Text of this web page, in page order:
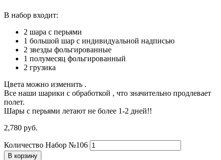
В набор входит:
2 шара с перьями
1 большой шар с индивидуальной надписью
2 звезды фольгированные
1 полумесяц фольгированный
2 грузика
Цвета можно изменить .
Все наши шарики с обработкой , что значительно продлевает
полет.
Шары с перьями летают не более 1-2 дней!!
2,780 руб.
Количество Набор №106
В корзину